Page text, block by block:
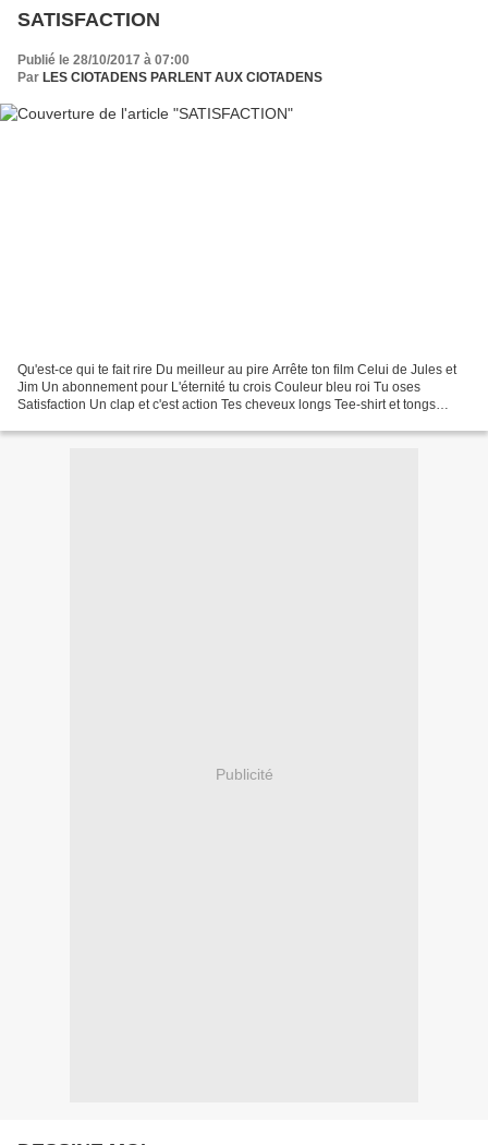
SATISFACTION
Publié le 28/10/2017 à 07:00
Par LES CIOTADENS PARLENT AUX CIOTADENS
Qu'est-ce qui te fait rire Du meilleur au pire Arrête ton film Celui de Jules et
Jim Un abonnement pour L'éternité tu crois Couleur bleu roi Tu oses
Satisfaction Un clap et c'est action Tes cheveux longs Tee-shirt et tongs
Publicité